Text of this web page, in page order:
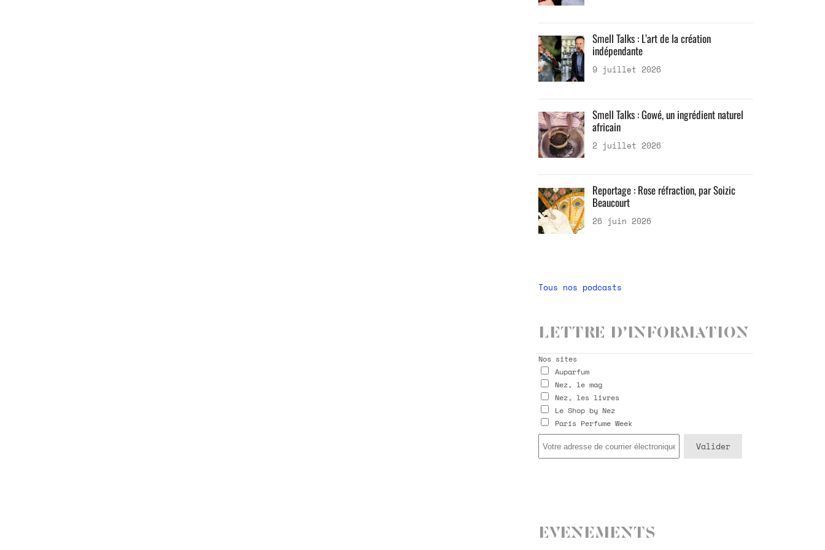
Smell Talks : L’art de la création
indépendante
9 juillet 2026
Smell Talks : Gowé, un ingrédient naturel
africain
2 juillet 2026
Reportage : Rose réfraction, par Soizic
Beaucourt
26 juin 2026
Tous nos podcasts
Lettre d’information
Nos sites
Auparfum
Nez, le mag
Nez, les livres
Le Shop by Nez
Paris Perfume Week
Evenements